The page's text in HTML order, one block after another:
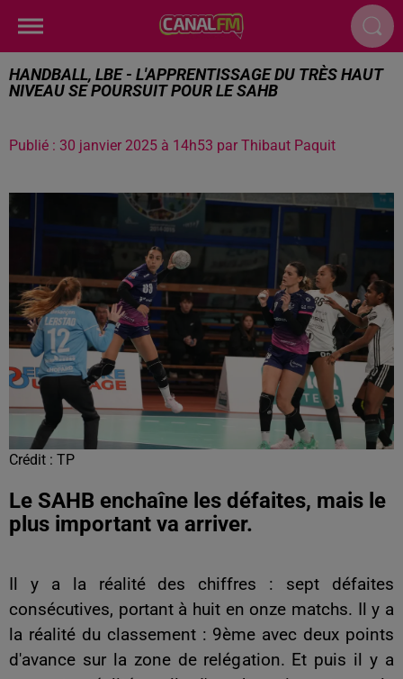
HANDBALL, LBE - L'APPRENTISSAGE DU TRÈS HAUT
NIVEAU SE POURSUIT POUR LE SAHB
Publié : 30 janvier 2025 à 14h53 par Thibaut Paquit
Crédit : TP
Le SAHB enchaîne les défaites, mais le
plus important va arriver.
Il y a la réalité des chiffres : sept défaites
consécutives, portant à huit en onze matchs. Il y a
la réalité du classement : 9ème avec deux points
d'avance sur la zone de relégation. Et puis il y a